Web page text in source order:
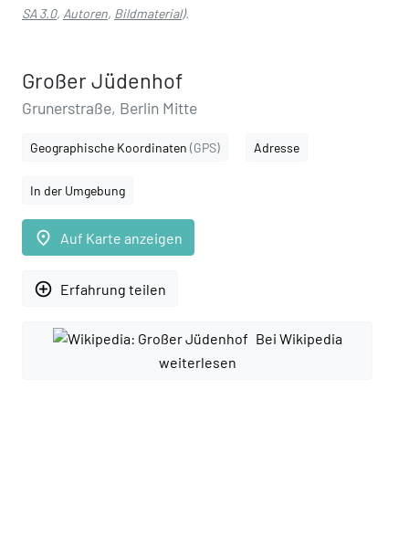
SA 3.0, Autoren, Bildmaterial).
Großer Jüdenhof
Grunerstraße, Berlin Mitte
Geographische Koordinaten (GPS) Adresse
In der Umgebung
place Auf Karte anzeigen
add_circle_outline Erfahrung teilen
Bei Wikipedia
weiterlesen